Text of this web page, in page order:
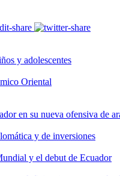
y adolescentes
Oriental
en su nueva ofensiva de
y de inversiones
y el debut de Ecuador